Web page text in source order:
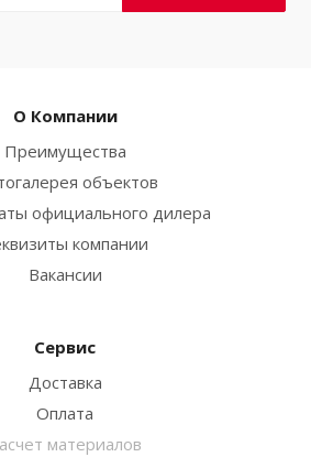
О Компании
Преимущества
объектов
официального дилера
компании
Вакансии
Сервис
Доставка
Оплата
материалов